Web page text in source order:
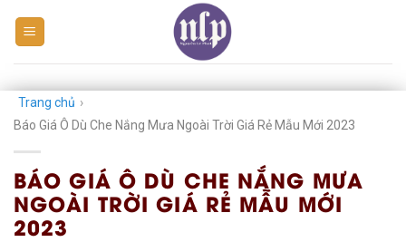
Trang chủ ›
Báo Giá Ô Dù Che Nắng Mưa Ngoài Trời Giá Rẻ Mẫu Mới 2023
BÁO GIÁ Ô DÙ CHE NẮNG MƯA
NGOÀI TRỜI GIÁ RẺ MẪU MỚI
2023